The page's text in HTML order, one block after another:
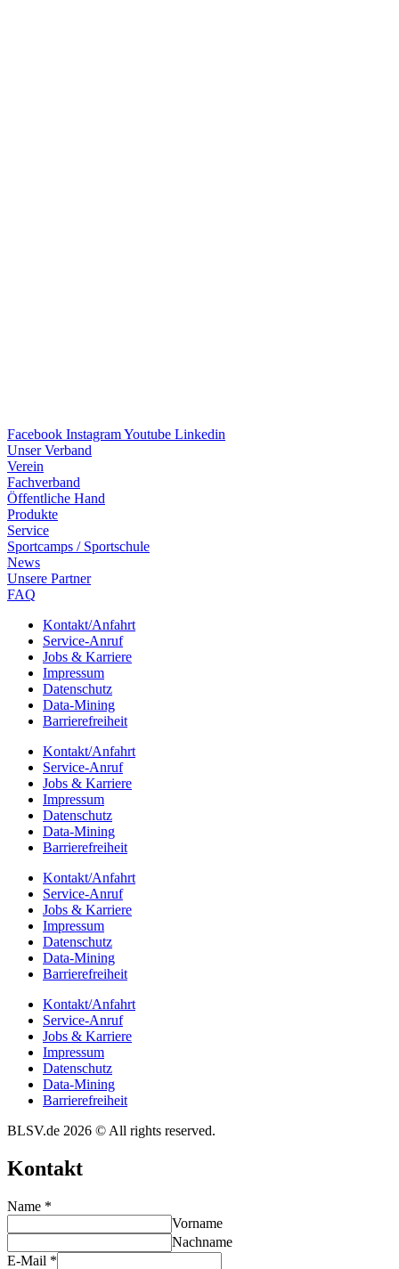
Facebook InstagramYoutube Linkedin
Unser Verband
Verein
Fach­ver­band
Öffent­li­che Hand
Produkte
Service
Sport­camps / Sportschule
News
Unsere Part­ner
FAQ
Kontakt/​​Anfahrt
Service-Anruf
Jobs & Karriere
Impres­sum
Daten­schutz
Data-Mining
Barrie­re­frei­heit
Kontakt/​​Anfahrt
Service-Anruf
Jobs & Karriere
Impres­sum
Daten­schutz
Data-Mining
Barrie­re­frei­heit
Kontakt/​​Anfahrt
Service-Anruf
Jobs & Karriere
Impres­sum
Daten­schutz
Data-Mining
Barrie­re­frei­heit
Kontakt/​​Anfahrt
Service-Anruf
Jobs & Karriere
Impres­sum
Daten­schutz
Data-Mining
Barrie­re­frei­heit
BLSV.de 2026 © All rights reserved.
Kontakt
Name *
Vorname
Nachname
E-Mail *